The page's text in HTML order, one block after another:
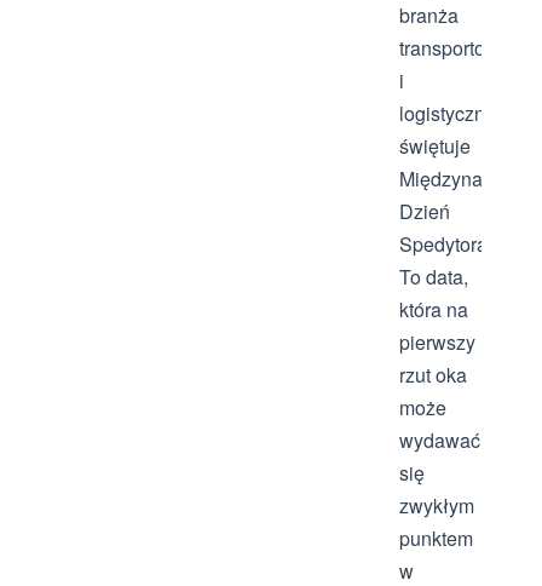
branża
transportowa
i
logistyczna
świętuje
Dzień
Spedytora.
To data,
która na
pierwszy
rzut oka
może
wydawać
się
zwykłym
punktem
w